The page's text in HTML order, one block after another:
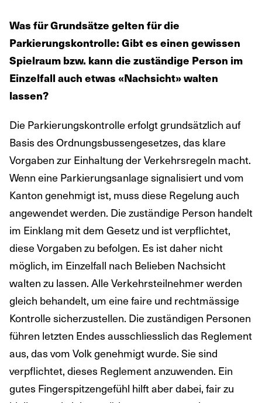
Was für Grundsätze gelten für die
Parkierungskontrolle: Gibt es einen gewissen
Spielraum bzw. kann die zuständige Person im
Einzelfall auch etwas «Nachsicht» walten
lassen?
Die Parkierungskontrolle erfolgt grundsätzlich auf
Basis des Ordnungsbussengesetzes, das klare
Vorgaben zur Einhaltung der Verkehrsregeln macht.
Wenn eine Parkierungsanlage signalisiert und vom
Kanton genehmigt ist, muss diese Regelung auch
angewendet werden. Die zuständige Person handelt
im Einklang mit dem Gesetz und ist verpflichtet,
diese Vorgaben zu befolgen. Es ist daher nicht
möglich, im Einzelfall nach Belieben Nachsicht
walten zu lassen. Alle Verkehrsteilnehmer werden
gleich behandelt, um eine faire und rechtmässige
Kontrolle sicherzustellen. Die zuständigen Personen
führen letzten Endes ausschliesslich das Reglement
aus, das vom Volk genehmigt wurde. Sie sind
verpflichtet, dieses Reglement anzuwenden. Ein
gutes Fingerspitzengefühl hilft aber dabei, fair zu